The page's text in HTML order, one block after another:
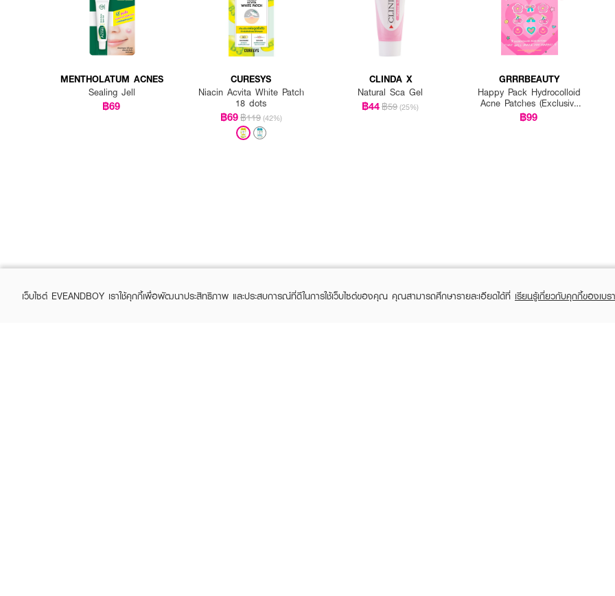
MENTHOLATUM ACNES
Sealing Jell
฿69
CURESYS
Niacin Acvita White Patch
18 dots
฿69฿119 (42%)
CLINDA X
Natural Sca Gel
฿44฿59 (25%)
GRRRBEAUTY
Happy Pack Hydrocolloid
Acne Patches (Exclusive
EVEANDBOY)
฿99
เว็บไซต์ EVEANDBOY เราใช้คุกกี้เพื่อพัฒนาประสิทธิภาพ และประสบการณ์ที่ดีในการใช้เว็บไซต์ของคุณ คุณสามารถศึกษารายละเอียดได้ที่ เรียนรู้เกี่ยวกับคุกกี้ของเบร